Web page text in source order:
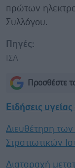
πρώτων
Συλλόγου.
Πηγές:
ΙΣΑ
Προσθέστε
Ειδήσεις
Διευθέτηση
Στρατιωτικών
Διαταραχή